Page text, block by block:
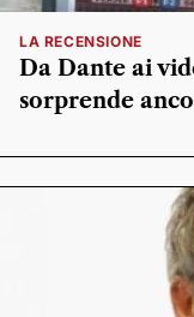
LA RECENSIONE
Da Dante ai
sorprende